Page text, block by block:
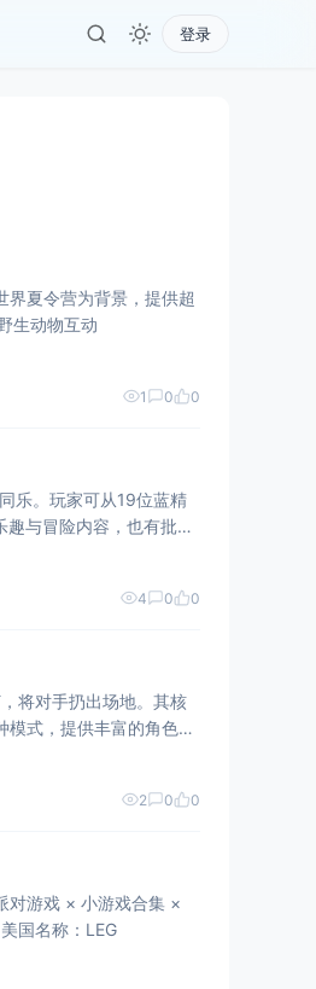
登录
夏令营为背景，提供超
生动物互动
1 0 0
乐。玩家可从19位蓝精
与冒险内容，也有批评
4 0 0
将对手扔出场地。其核
式，提供丰富的角色自
2 0 0
对游戏 × 小游戏合集 ×
美国名称：LEG